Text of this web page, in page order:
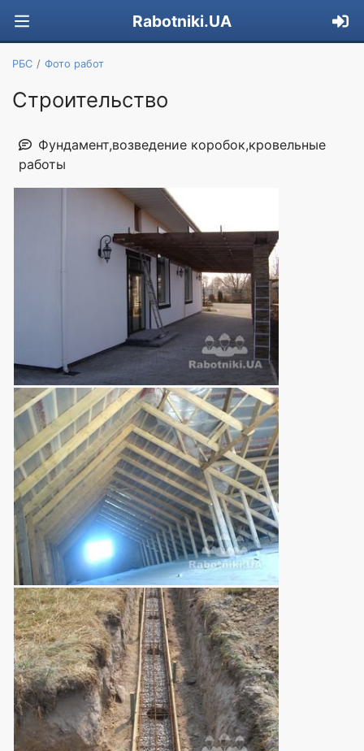
Rabotniki.UA
РБС Фото работ
Строительство
Фундамент,возведение коробок,кровельные
работы